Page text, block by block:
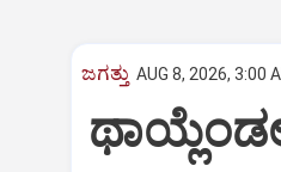
ಜಗತ್ತು AUG 8, 2026, 3:00